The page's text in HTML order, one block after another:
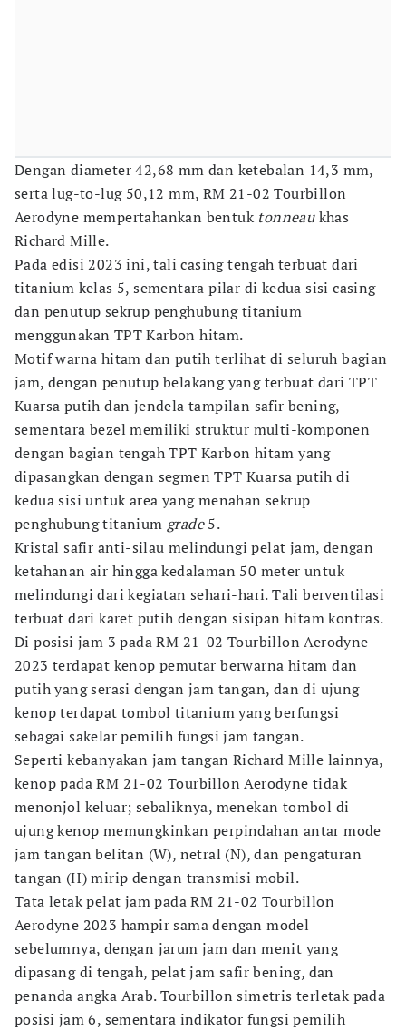
Dengan diameter 42,68 mm dan ketebalan 14,3 mm,
serta lug-to-lug 50,12 mm, RM 21-02 Tourbillon
Aerodyne mempertahankan bentuk tonneaukhas
Richard Mille.
Pada edisi 2023 ini, tali casing tengah terbuat dari
titanium kelas 5, sementara pilar di kedua sisi casing
dan penutup sekrup penghubung titanium
menggunakan TPT Karbon hitam.
Motif warna hitam dan putih terlihat di seluruh bagian
jam, dengan penutup belakang yang terbuat dari TPT
Kuarsa putih dan jendela tampilan safir bening,
sementara bezel memiliki struktur multi-komponen
dengan bagian tengah TPT Karbon hitam yang
dipasangkan dengan segmen TPT Kuarsa putih di
kedua sisi untuk area yang menahan sekrup
penghubung titanium grade5.
Kristal safir anti-silau melindungi pelat jam, dengan
ketahanan air hingga kedalaman 50 meter untuk
melindungi dari kegiatan sehari-hari. Tali berventilasi
terbuat dari karet putih dengan sisipan hitam kontras.
Di posisi jam 3 pada RM 21-02 Tourbillon Aerodyne
2023 terdapat kenop pemutar berwarna hitam dan
putih yang serasi dengan jam tangan, dan di ujung
kenop terdapat tombol titanium yang berfungsi
sebagai sakelar pemilih fungsi jam tangan.
Seperti kebanyakan jam tangan Richard Mille lainnya,
kenop pada RM 21-02 Tourbillon Aerodyne tidak
menonjol keluar; sebaliknya, menekan tombol di
ujung kenop memungkinkan perpindahan antar mode
jam tangan belitan (W), netral (N), dan pengaturan
tangan (H) mirip dengan transmisi mobil.
Tata letak pelat jam pada RM 21-02 Tourbillon
Aerodyne 2023 hampir sama dengan model
sebelumnya, dengan jarum jam dan menit yang
dipasang di tengah, pelat jam safir bening, dan
penanda angka Arab. Tourbillon simetris terletak pada
posisi jam 6, sementara indikator fungsi pemilih